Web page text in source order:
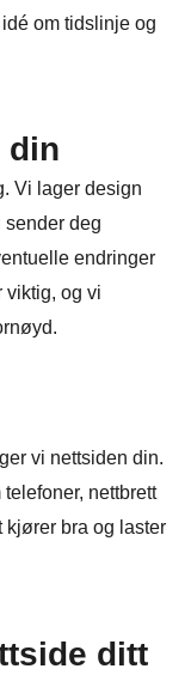
om tidslinje og
din
Vi lager design
sender deg
endringer
viktig, og vi
vi nettsiden din.
nettbrett
kjører bra og laster
ditt